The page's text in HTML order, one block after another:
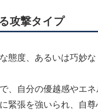
攻撃タイプ
態度、あるいは巧妙
、自分の優越感やエ
緊張を強いられ、自